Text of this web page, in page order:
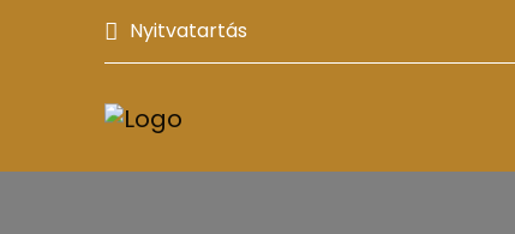
Nyitvatartás